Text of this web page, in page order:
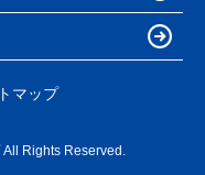
マップ
Rights Reserved.